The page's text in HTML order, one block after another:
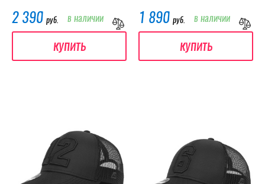
2 390 руб. в наличии
купить
1 890 руб. в наличии
купить